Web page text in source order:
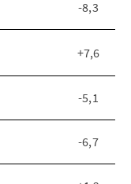
-8,3
+7,6
-5,1
-6,7